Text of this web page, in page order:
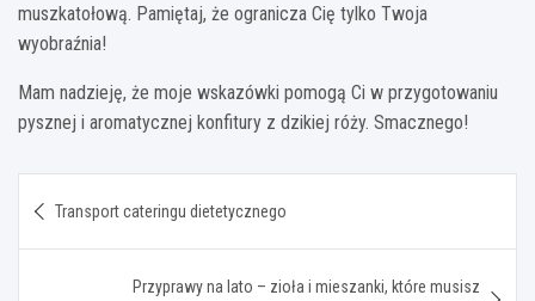
muszkatołową. Pamiętaj, że ogranicza Cię tylko Twoja
wyobraźnia!
Mam nadzieję, że moje wskazówki pomogą Ci w przygotowaniu
pysznej i aromatycznej konfitury z dzikiej róży. Smacznego!
wpisu
Transport cateringu dietetycznego
Przyprawy na lato – zioła i mieszanki, które musisz